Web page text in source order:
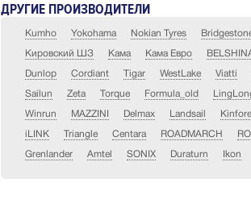
ДРУГИЕ ПРОИЗВОДИТЕЛИ
Kumho Yokohama Nokian Tyres
Кировский ШЗ Кама Кама Евро
Dunlop Cordiant Tigar WestLake Viatti
Sailun Zeta Torque Formula_old
Winrun MAZZINI Delmax Landsail
iLINK Triangle Centara ROADMARCH
Grenlander Amtel SONIX Duraturn Ikon